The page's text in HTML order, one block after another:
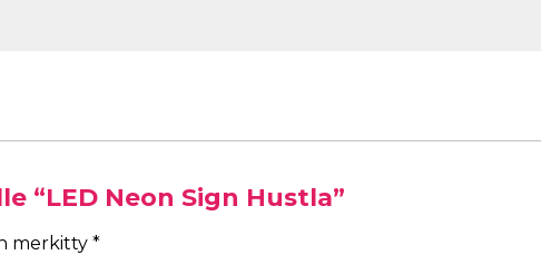
“LED Neon Sign Hustla”
merkitty *